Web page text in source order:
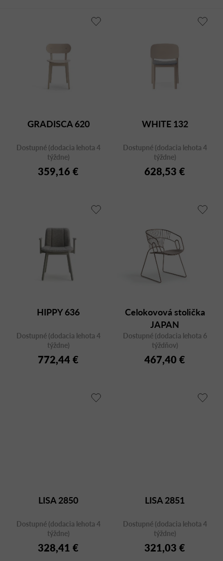
GRADISCA 620
Dostupné (dodacia lehota 4
týždne)
359,16 €
WHITE 132
Dostupné (dodacia lehota 4
týždne)
628,53 €
HIPPY 636
Dostupné (dodacia lehota 4
týždne)
772,44 €
Celokovová stolička
JAPAN
Dostupné (dodacia lehota 6
týždňov)
467,40 €
LISA 2850
Dostupné (dodacia lehota 4
týždne)
328,41 €
LISA 2851
Dostupné (dodacia lehota 4
týždne)
321,03 €